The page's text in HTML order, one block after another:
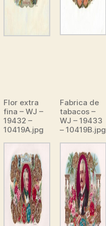
Flor extra
fina – WJ –
19432 –
10419A.jpg
Fabrica de
tabacos –
WJ – 19433
– 10419B.jpg